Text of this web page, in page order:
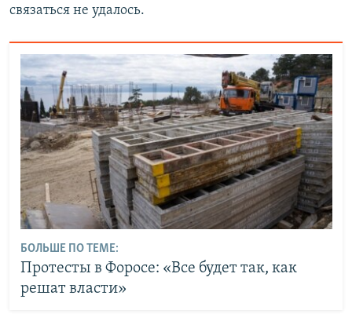
связаться не удалось.
БОЛЬШЕ ПО ТЕМЕ:
Протесты в Форосе: «Все будет так, как
решат власти»